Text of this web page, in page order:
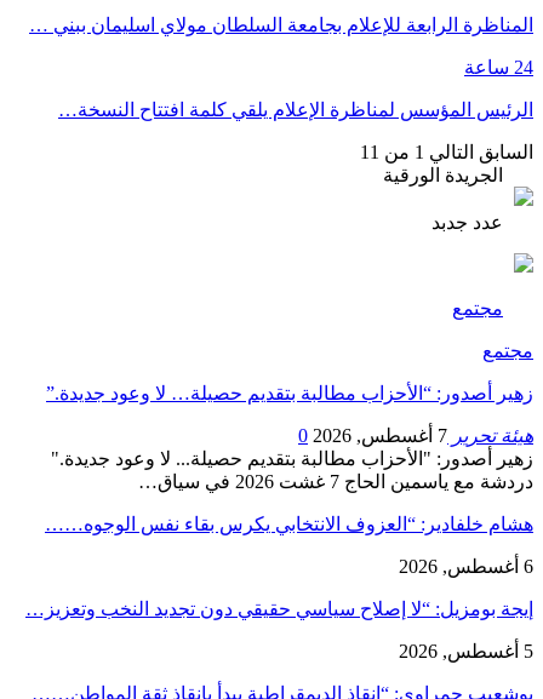
المناظرة الرابعة للإعلام بجامعة السلطان مولاي اسليمان ببني …
24 ساعة
الرئيس المؤسس لمناظرة الإعلام يلقي كلمة افتتاح النسخة…
السابق التالي 1 من 11
الجريدة الورقية
عدد جدبد
مجتمع
مجتمع
زهير أصدور: “الأحزاب مطالبة بتقديم حصيلة… لا وعود جديدة.”
هيئة تحرير 7 أغسطس, 2026
0
زهير أصدور: "الأحزاب مطالبة بتقديم حصيلة... لا وعود جديدة."
دردشة مع ياسمين الحاج 7 غشت 2026 في سياق…
هشام خلفادير: “العزوف الانتخابي يكرس بقاء نفس الوجوه……
6 أغسطس, 2026
إيجة بومزيل: “لا إصلاح سياسي حقيقي دون تجديد النخب وتعزيز…
5 أغسطس, 2026
بوشعيب حمراوي: “إنقاذ الديمقراطية يبدأ بإنقاذ ثقة المواطن……